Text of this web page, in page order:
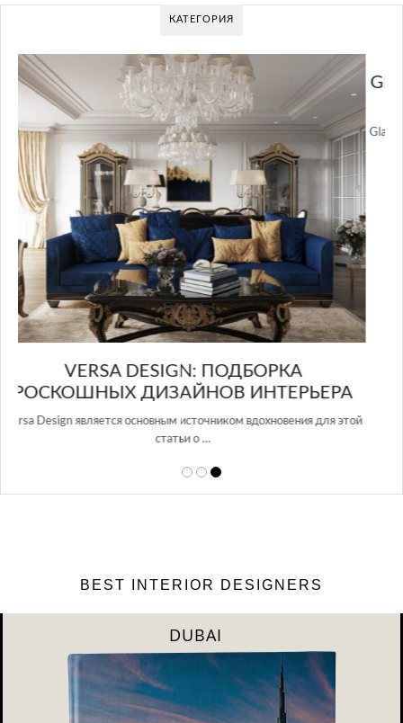
КАТЕГОРИЯ
GLAZOV DESIGN GROUP – УНИКАЛЬНЫЙ
ПОДХОД К ДИЗАЙНУ
Glazov Design Group- это одна из лучших студий дизайна интерьера
в Росси…
BEST INTERIOR DESIGNERS
DUBAI